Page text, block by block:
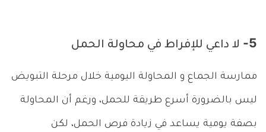
5- لا داعي للإفراط في محاولة الحمل
ممارسة الجماع و المحاولة اليومية خلال مرحلة التبويض
ليس بالضرورة أسرع طريقة للحمل، ورغم أن المحاولة
بصفة يومية يساعد في زيادة فرص الحمل، لكن